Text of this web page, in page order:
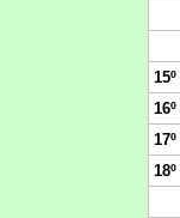
15º
16º
17º
18º